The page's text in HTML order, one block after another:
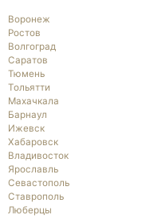
Воронеж
Ростов
Волгоград
Саратов
Тюмень
Тольятти
Махачкала
Барнаул
Ижевск
Хабаровск
Владивосток
Ярославль
Севастополь
Ставрополь
Люберцы